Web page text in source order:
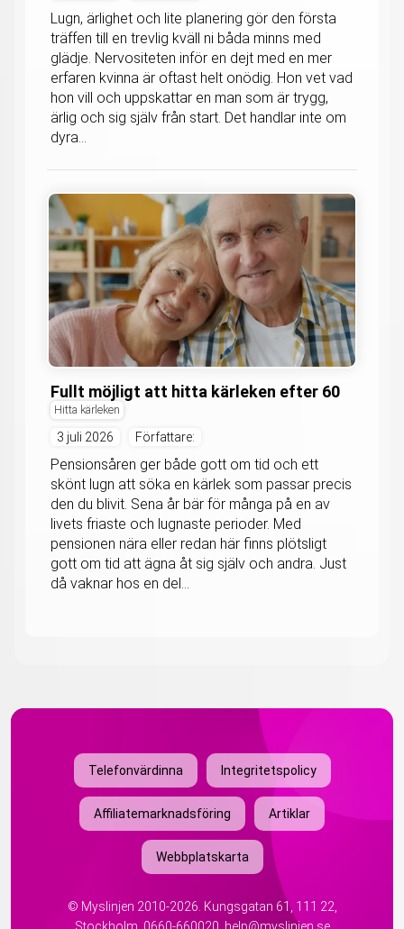
Lugn, ärlighet och lite planering gör den första
träffen till en trevlig kväll ni båda minns med
glädje. Nervositeten inför en dejt med en mer
erfaren kvinna är oftast helt onödig. Hon vet vad
hon vill och uppskattar en man som är trygg,
ärlig och sig själv från start. Det handlar inte om
dyra...
Fullt möjligt att hitta kärleken efter 60
Hitta kärleken
3 juli 2026 Författare:
Pensionsåren ger både gott om tid och ett
skönt lugn att söka en kärlek som passar precis
den du blivit. Sena år bär för många på en av
livets friaste och lugnaste perioder. Med
pensionen nära eller redan här finns plötsligt
gott om tid att ägna åt sig själv och andra. Just
då vaknar hos en del...
Telefonvärdinna Integritetspolicy
Affiliatemarknadsföring Artiklar
Webbplatskarta
© Myslinjen 2010-2026. Kungsgatan 61, 111 22,
Stockholm. 0660-660020 help@myslinjen.se